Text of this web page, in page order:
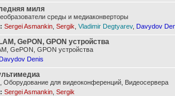
миля
среды и медиаконверторы
Sergei Asmankin Sergik Vladimir Degtyarev, Davydov
GePON, GPON устройства
GePON, GPON устройства
Davydov Denis
Оборудование для видеоконференций, Видеосервера
Sergei Asmankin Sergik